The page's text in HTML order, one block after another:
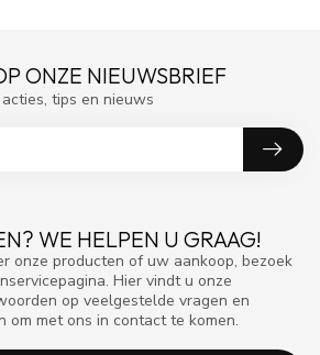
WE HELPEN U GRAAG!
onze producten of uw aankoop, bezoek
Hier vindt u onze
op veelgestelde vragen en
om met ons in contact te komen.
ONZE NIEUWSBRIEF
tips en nieuws